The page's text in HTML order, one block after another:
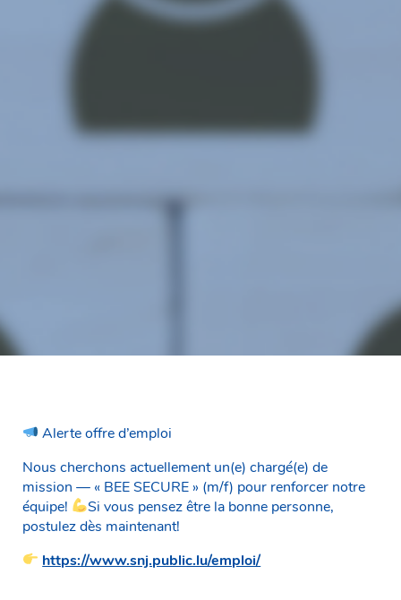
Alerte offre d’emploi
Nous cherchons actuellement un(e) chargé(e) de
mission — « BEE SECURE » (m/f) pour renforcer notre
équipe!
Si vous pensez être la bonne personne,
postulez dès maintenant!
https://www.snj.public.lu/emploi/